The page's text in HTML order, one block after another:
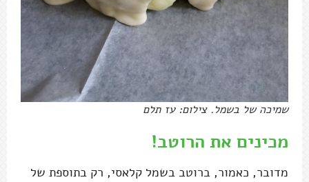
שמיכה של בשמל. צילום: עז תלם
מכינים את הרוטב!
מדובר, כאמור, ברוטב בשמל קלאסי, רק בתוספת של